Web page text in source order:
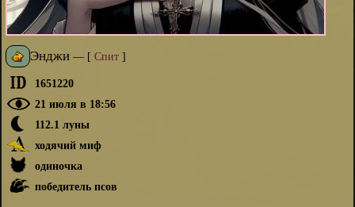
Энджи— [ Спит]
1651220
21 июля в 18:56
112.1 луны
ходячий миф
одиночка
победитель псов